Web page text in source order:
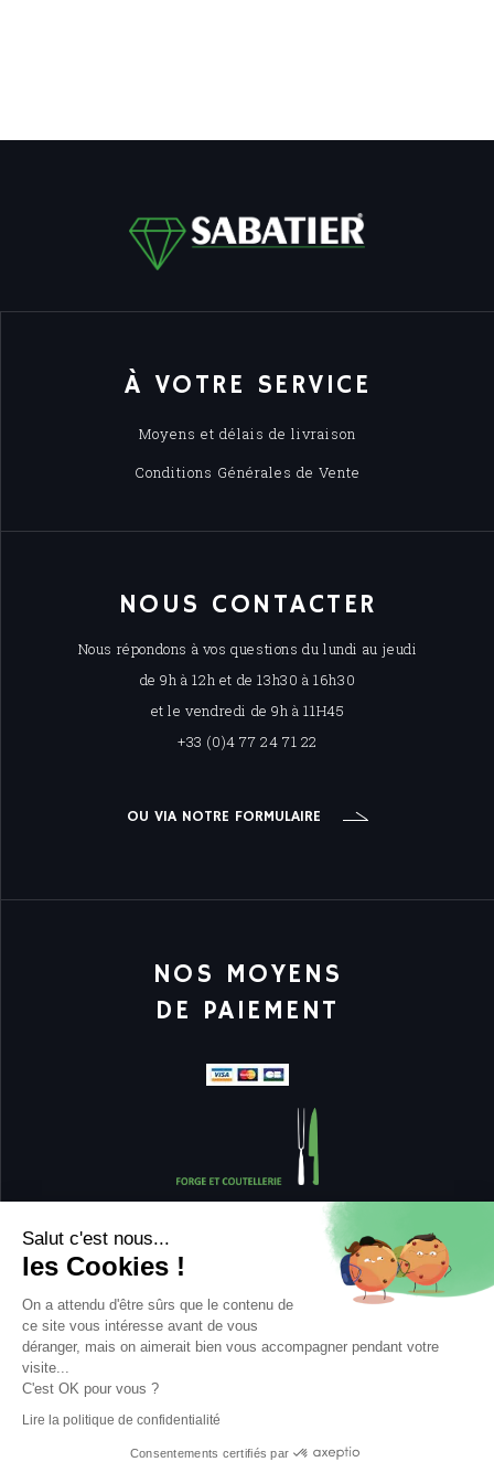
Salut c'est nous...
les Cookies !
On a attendu d'être sûrs que le contenu de
ce site vous intéresse avant de vous
déranger, mais on aimerait bien vous accompagner pendant votre
visite...
C'est OK pour vous ?
Lire la politique de confidentialité
Consentements certifiés par
À VOTRE SERVICE
Moyens et délais de livraison
Conditions Générales de Vente
NOUS CONTACTER
Nous répondons à vos questions du lundi au jeudi
de 9h à 12h et de 13h30 à 16h30
et le vendredi de 9h à 11H45
+33 (0)4 77 24 71 22
OU VIA NOTRE FORMULAIRE
NOS MOYENS
DE PAIEMENT
Mentions légales
Politique de protection des données personnelles et cookies